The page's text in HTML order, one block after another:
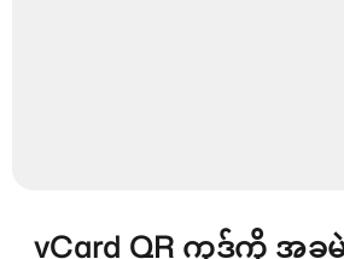
vCard QR ကုဒ်ကို အခမဲ့